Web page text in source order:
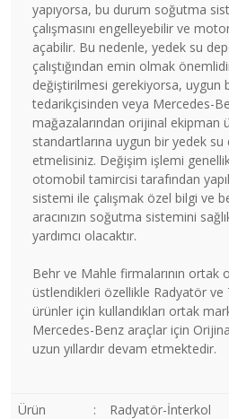
yapıyorsa, bu durum soğutma
çalışmasını engelleyebilir ve
açabilir. Bu nedenle, yedek su
çalıştığından emin olmak
değiştirilmesi gerekiyorsa, uygun
tedarikçisinden veya Mercedes-
mağazalarından orijinal ekipman
standartlarına uygun bir yedek
etmelisiniz. Değişim işlemi
otomobil tamircisi tarafından
sistemi ile çalışmak özel bilgi ve
aracınızın soğutma sistemini
yardımcı olacaktır.
Behr ve Mahle firmalarının ortak
üstlendikleri özellikle Radyatör
ürünler için kullandıkları ortak
Mercedes-Benz araçlar için
uzun yıllardır devam etmektedir.
Ürün
: Radyatör-İnterkol